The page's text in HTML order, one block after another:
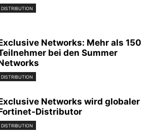
DISTRIBUTION
Networks: Mehr als 150
bei den Summer
DISTRIBUTION
Networks wird globaler
Distributor
DISTRIBUTION